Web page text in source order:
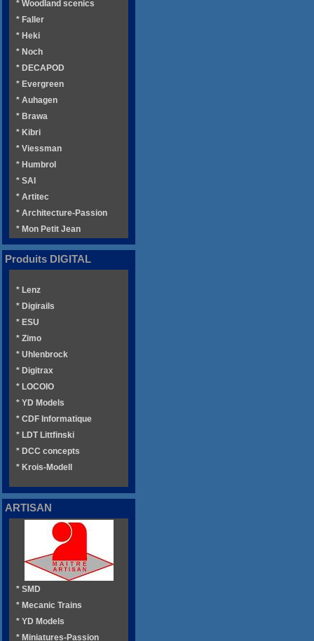
* Woodland scenics
* Faller
* Heki
* Noch
* DECAPOD
* Evergreen
* Auhagen
* Brawa
* Kibri
* Viessman
* Humbrol
* SAI
* Artitec
* Architecture-Passion
* Mon Petit Jean
Produits DIGITAL
* Lenz
* Digirails
* ESU
* Zimo
* Uhlenbrock
* Digitrax
* LOCOIO
* YD Models
* CDF Informatique
* LDT Littfinski
* DCC concepts
* Krois-Modell
ARTISAN
* SMD
* Mecanic Trains
* YD Models
* Miniatures-Passion